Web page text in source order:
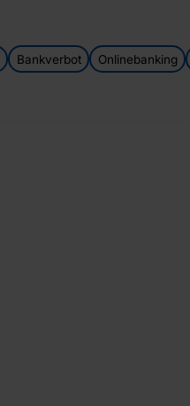
Bankverbot Onlinebanking